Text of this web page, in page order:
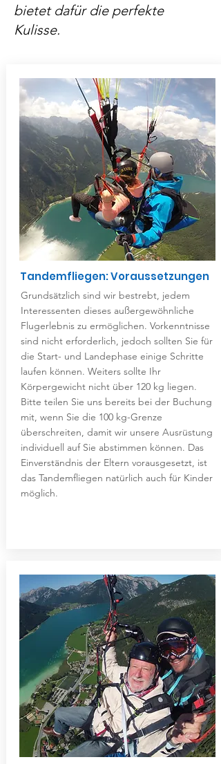
bietet dafür die perfekte
Kulisse.
Tandemfliegen: Voraussetzungen
Grundsätzlich sind wir bestrebt, jedem
Interessenten dieses außergewöhnliche
Flugerlebnis zu ermöglichen. Vorkenntnisse
sind nicht erforderlich, jedoch sollten Sie für
die Start- und Landephase einige Schritte
laufen können. Weiters sollte Ihr
Körpergewicht nicht über 120 kg liegen.
Bitte teilen Sie uns bereits bei der Buchung
mit, wenn Sie die 100 kg-Grenze
überschreiten, damit wir unsere Ausrüstung
individuell auf Sie abstimmen können. Das
Einverständnis der Eltern vorausgesetzt, ist
das Tandemfliegen natürlich auch für Kinder
möglich.